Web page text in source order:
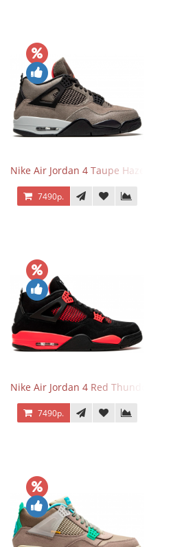
Nike Air Jordan 4 Taupe Haze
7490р.
Nike Air Jordan 4 Red Thunder
7490р.